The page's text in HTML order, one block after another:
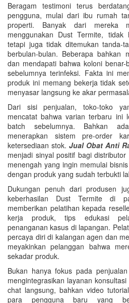
Beragam testimoni terus
pengguna, mulai dari ibu rumah
properti. Banyak dari mereka
menggunakan Dust Termite, tidak
tetapi juga tidak ditemukan tanda-
berbulan-bulan. Beberapa bahkan
dan mendapati bahwa koloni
sebelumnya terinfeksi. Fakta ini
produk ini memang bekerja tidak
menyasar langsung ke akar
Dari sisi penjualan, toko-toko
mencatat bahwa varian terbaru ini
batch sebelumnya. Bahkan
menerapkan sistem pre-order
ketersediaan stok. Jual Obat Anti
menjadi sinyal positif bagi
menengah yang ingin memulai
dengan produk yang sudah terbukti
Dukungan penuh dari produsen
keberhasilan Dust Termite di
memberikan pelatihan kepada
kerja produk, tips edukasi
penanganan kasus di lapangan.
percaya diri di kalangan agen dan
meyakinkan pelanggan bahwa
sekadar produk.
Bukan hanya fokus pada
mengintegrasikan layanan
chat langsung, bahkan video
para pengguna baru yang